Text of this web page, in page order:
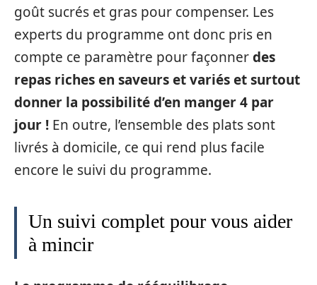
goût sucrés et gras pour compenser. Les
experts du programme ont donc pris en
compte ce paramètre pour façonnerdes
repas riches en saveurs et variés et surtout
donner la possibilité d’en manger 4 par
jour ! En outre, l’ensemble des plats sont
livrés à domicile, ce qui rend plus facile
encore le suivi du programme.
Un suivi complet pour vous aider
à mincir